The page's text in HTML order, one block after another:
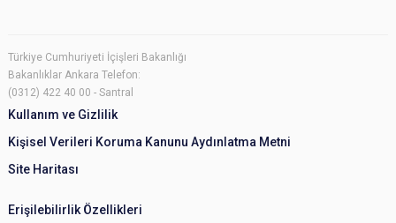
Türkiye Cumhuriyeti İçişleri Bakanlığı
Bakanlıklar Ankara Telefon:
(0312) 422 40 00 - Santral
Kullanım ve Gizlilik
Kişisel Verileri Koruma Kanunu Aydınlatma Metni
Site Haritası
Erişilebilirlik Özellikleri